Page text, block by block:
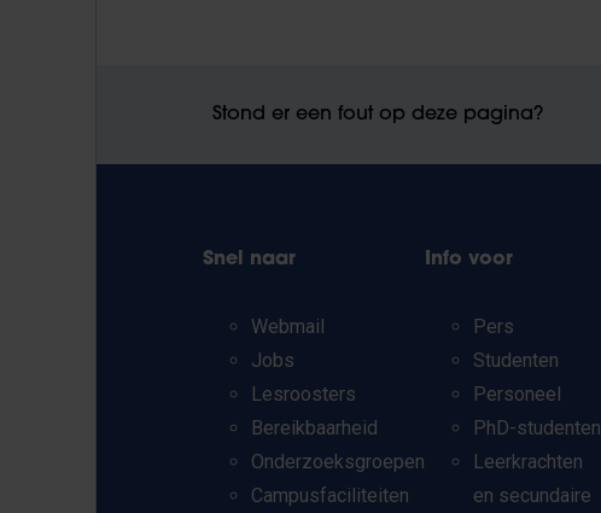
Stond er een fout op deze pagina?
Snel naar
Webmail
Jobs
Lesroosters
Bereikbaarheid
Onderzoeksgroepen
Campusfaciliteiten
Info voor
Pers
Studenten
Personeel
PhD-studenten
Leerkrachten
en secundaire